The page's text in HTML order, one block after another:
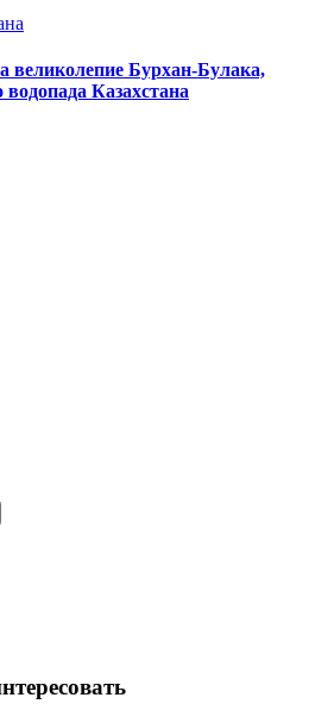
великолепие Бурхан-Булака,
Казахстана